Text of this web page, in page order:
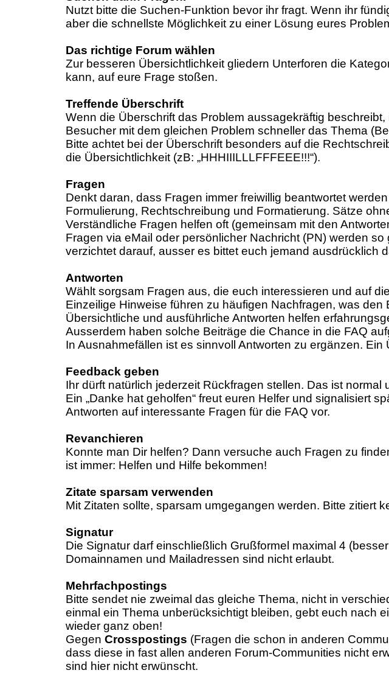
Nutzt bitte die Suchen-Funktion bevor ihr fragt. Wenn ihr
aber die schnellste Möglichkeit zu einer Lösung eures
Das richtige Forum wählen
Zur besseren Übersichtlichkeit gliedern Unterforen die
kann, auf eure Frage stoßen.
Treffende Überschrift
Wenn die Überschrift das Problem aussagekräftig
Besucher mit dem gleichen Problem schneller das Thema
Bitte achtet bei der Überschrift besonders auf die
die Übersichtlichkeit (zB: „HHHIIILLLFFFEEE!!!“).
Fragen
Denkt daran, dass Fragen immer freiwillig beantwortet
Formulierung, Rechtschreibung und Formatierung. Sätze
Verständliche Fragen helfen oft (gemeinsam mit den
Fragen via eMail oder persönlicher Nachricht (PN) werden
verzichtet darauf, ausser es bittet euch jemand ausdrücklich
Antworten
Wählt sorgsam Fragen aus, die euch interessieren und auf
Einzeilige Hinweise führen zu häufigen Nachfragen, was
Übersichtliche und ausführliche Antworten helfen
Ausserdem haben solche Beiträge die Chance in die FAQ
In Ausnahmefällen ist es sinnvoll Antworten zu ergänzen.
Feedback geben
Ihr dürft natürlich jederzeit Rückfragen stellen. Das ist normal
Ein „Danke hat geholfen“ freut euren Helfer und signalisiert
Antworten auf interessante Fragen für die FAQ vor.
Revanchieren
Konnte man Dir helfen? Dann versuche auch Fragen zu
ist immer: Helfen und Hilfe bekommen!
Zitate sparsam verwenden
Mit Zitaten sollte, sparsam umgegangen werden. Bitte zitiert
Signatur
Die Signatur darf einschließlich Grußformel maximal 4
Domainnamen und Mailadressen sind nicht erlaubt.
Mehrfachpostings
Bitte sendet nie zweimal das gleiche Thema, nicht in
einmal ein Thema unberücksichtigt bleiben, gebt euch nach
wieder ganz oben!
GegenCrosspostings (Fragen die schon in anderen
dass diese in fast allen anderen Forum-Communities nicht
sind hier nicht erwünscht.